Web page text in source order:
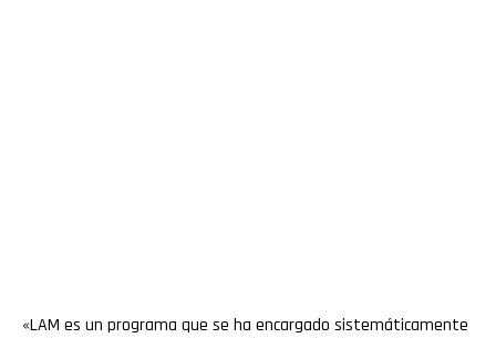
«LAM es un programa que se ha encargado sistemáticamente